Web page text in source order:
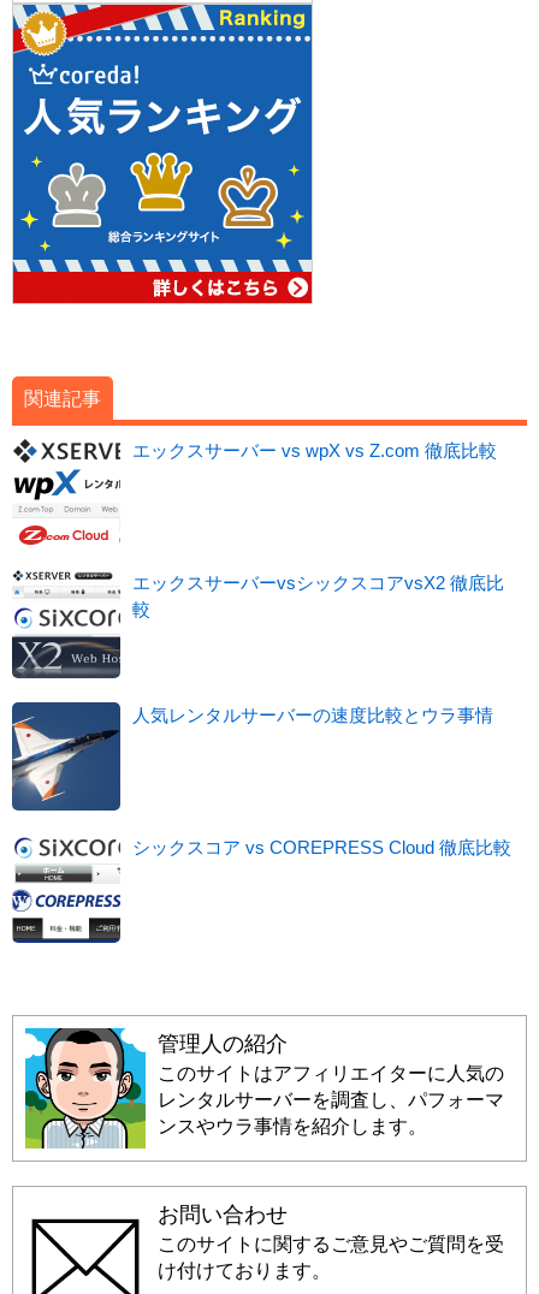
関連記事
エックスサーバー vs wpX vs Z.com 徹底比較
エックスサーバーvsシックスコアvsX2 徹底比
較
人気レンタルサーバーの速度比較とウラ事情
シックスコア vs COREPRESS Cloud 徹底比較
管理人の紹介
このサイトはアフィリエイターに人気の
レンタルサーバーを調査し、パフォーマ
ンスやウラ事情を紹介します。
お問い合わせ
このサイトに関するご意見やご質問を受
け付けております。